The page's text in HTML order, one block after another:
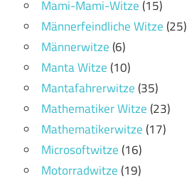
Mami-Mami-Witze(15)
Männerfeindliche Witze(25)
Männerwitze(6)
Manta Witze(10)
Mantafahrerwitze(35)
Mathematiker Witze(23)
Mathematikerwitze(17)
Microsoftwitze(16)
Motorradwitze(19)